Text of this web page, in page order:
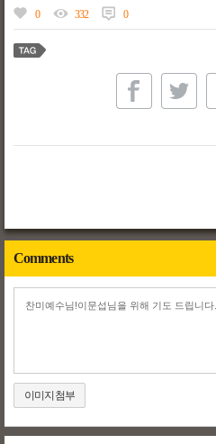
0 332 0
Comments
이미지첨부